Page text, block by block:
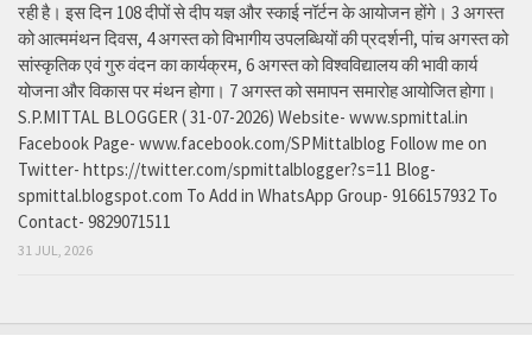
रही है। इस दिन 108 दीपों से दीप यज्ञ और स्काई नॉर्टन के आयोजन होंगे। 3 अगस्त
को आत्ममंथन दिवस, 4 अगस्त को विभागीय उपलब्धियों की प्रदर्शनी, पांच अगस्त को
सांस्कृतिक एवं गुरु वंदन का कार्यक्रम, 6 अगस्त को विश्वविद्यालय की भावी कार्य
योजना और विकास पर मंथन होगा। 7 अगस्त को समापन समारोह आयोजित होगा।
S.P.MITTAL BLOGGER ( 31-07-2026) Website- www.spmittal.in
Facebook Page- www.facebook.com/SPMittalblog Follow me on
Twitter- https://twitter.com/spmittalblogger?s=11 Blog-
spmittal.blogspot.com To Add in WhatsApp Group- 9166157932 To
Contact- 9829071511
31 JUL, 2026